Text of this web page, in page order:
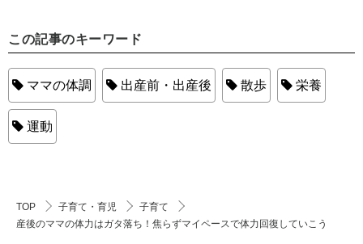
この記事のキーワード
ママの体調 出産前・出産後 散歩 栄養
運動
TOP 子育て・育児
子育て
産後のママの体力はガタ落ち！焦らずマイペースで体力回復していこう